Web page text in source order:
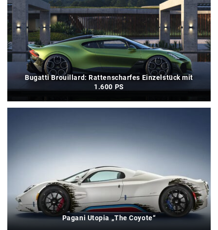
Bugatti Brouillard: Rattenscharfes Einzelstück mit
1.600 PS
Pagani Utopia „The Coyote“